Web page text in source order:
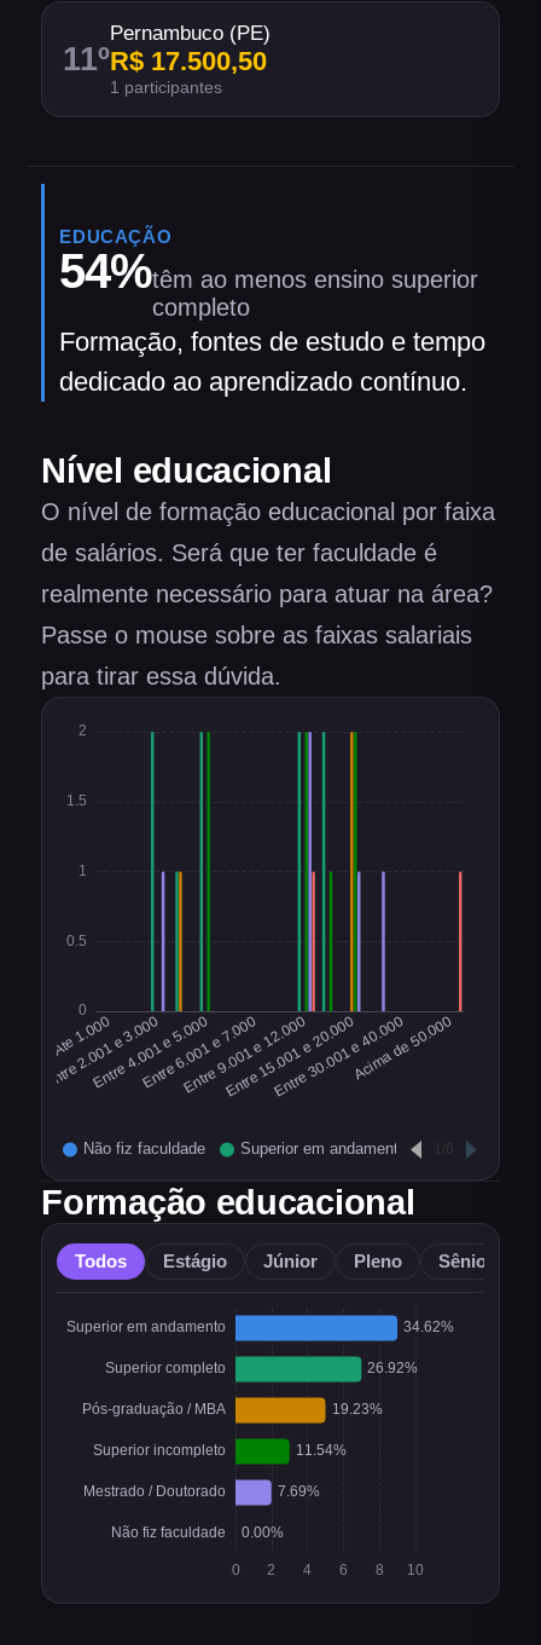
11º
Pernambuco (PE)
R$ 17.500,50
1 participantes
EDUCAÇÃO
54%têm ao menos ensino superior
completo
Formação, fontes de estudo e tempo
dedicado ao aprendizado contínuo.
Nível educacional
O nível de formação educacional por faixa
de salários. Será que ter faculdade é
realmente necessário para atuar na área?
Passe o mouse sobre as faixas salariais
para tirar essa dúvida.
Formação educacional
Todos Estágio Júnior Pleno Sênior